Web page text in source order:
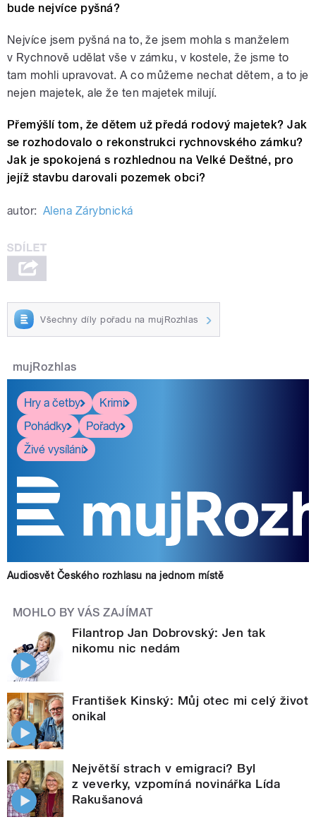
bude nejvíce pyšná?
Nejvíce jsem pyšná na to, že jsem mohla s manželem
v Rychnově udělat vše v zámku, v kostele, že jsme to
tam mohli upravovat. A co můžeme nechat dětem, a to je
nejen majetek, ale že ten majetek milují.
Přemýšlí tom, že dětem už předá rodový majetek? Jak
se rozhodovalo o rekonstrukci rychnovského zámku?
Jak je spokojená s rozhlednou na Velké Deštné, pro
jejíž stavbu darovali pozemek obci?
autor: Alena Zárybnická
Všechny díly pořadu na mujRozhlas
mujRozhlas
Hry a četby
Krimi
Pohádky
Pořady
Živé vysílání
Audiosvět Českého rozhlasu na jednom místě
MOHLO BY VÁS ZAJÍMAT
Filantrop Jan Dobrovský: Jen tak
nikomu nic nedám
František Kinský: Můj otec mi celý život
onikal
Největší strach v emigraci? Byl
z veverky, vzpomíná novinářka Lída
Rakušanová